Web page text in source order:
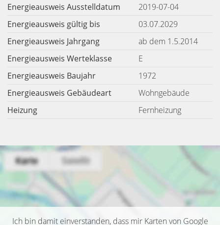
Energieausweis Ausstelldatum
2019-07-04
Energieausweis gültig bis
03.07.2029
Energieausweis Jahrgang
ab dem 1.5.2014
Energieausweis Werteklasse
E
Energieausweis Baujahr
1972
Energieausweis Gebäudeart
Wohngebäude
Heizung
Fernheizung
Ich bin damit einverstanden, dass mir Karten von Google